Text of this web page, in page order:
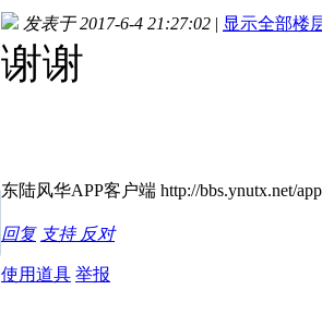
发表于 2017-6-4 21:27:02 | 显示全部楼
谢谢
东陆风华APP客户端 http://bbs.ynutx.net/
回复 支持 反对
使用道具 举报